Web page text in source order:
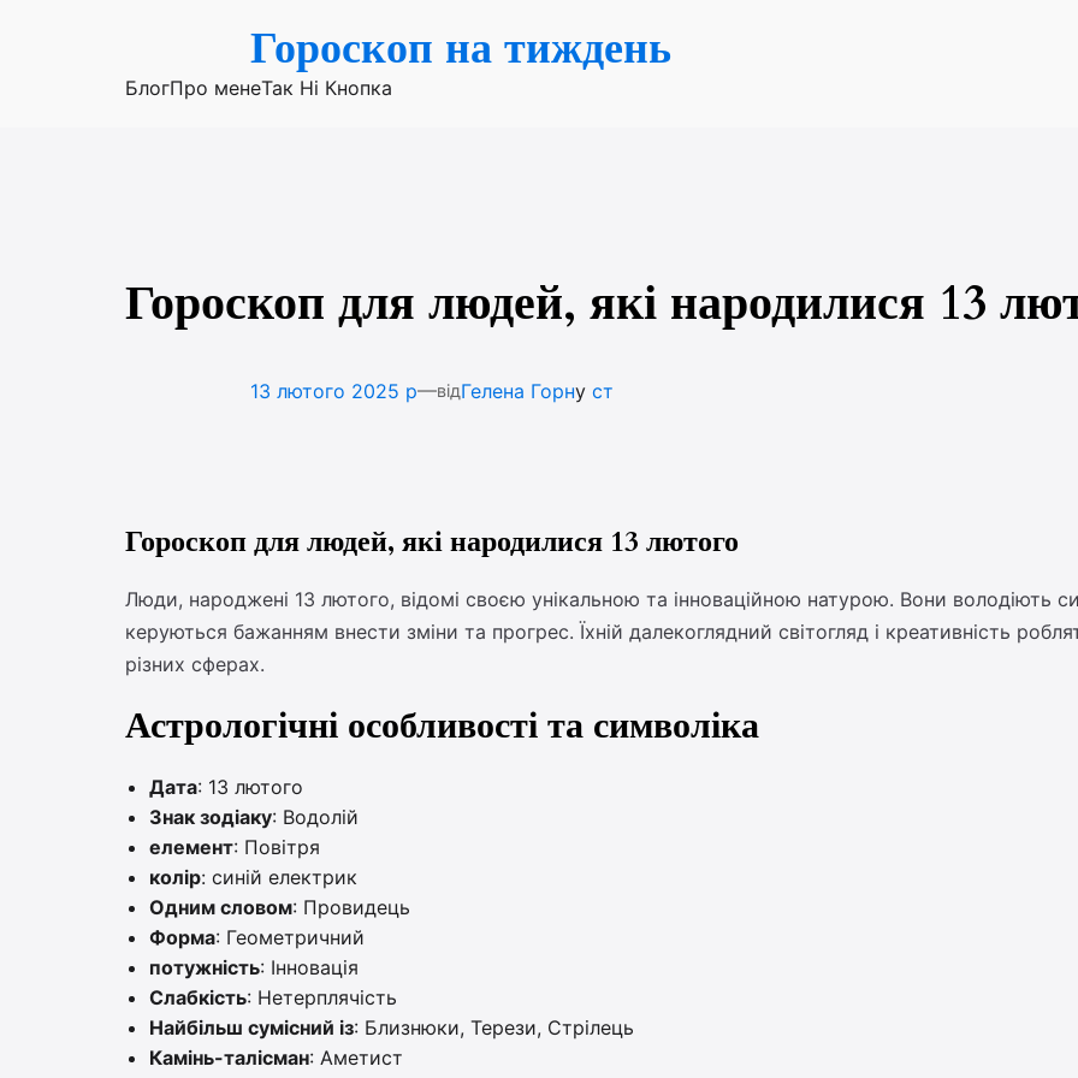
Гороскоп на тиждень
БлогПро менеТак Ні Кнопка
Гороскоп для людей, які народилися 13
13 лютого 2025 р—відГелена Горну ст
Гороскоп для людей, які народилися 13 лютого
Люди, народжені 13 лютого, відомі своєю унікальною та інноваційною натурою. Вони володіють
керуються бажанням внести зміни та прогрес. Їхній далекоглядний світогляд і креативність
різних сферах.
Астрологічні особливості та символіка
Дата: 13 лютого
Знак зодіаку: Водолій
елемент: Повітря
колір: синій електрик
Одним словом: Провидець
Форма: Геометричний
потужність: Інновація
Слабкість: Нетерплячість
Найбільш сумісний із: Близнюки, Терези, Стрілець
Камінь-талісман: Аметист